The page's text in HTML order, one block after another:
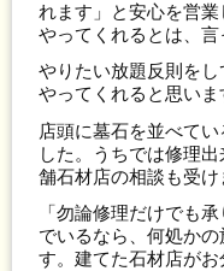
れます」と安心を営
やってくれるとは、言
やりたい放題反則を
やってくれると思いま
店頭に墓石を並べて
した。うちでは修理
舗石材店の相談も受け
「勿論修理だけでも
でいるなら、何処か
す。建てた石材店が